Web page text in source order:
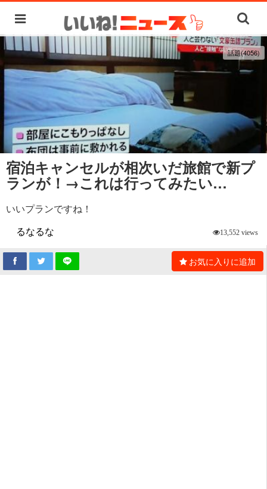
話題(4056)
宿泊キャンセルが相次いだ旅館で新プ
ランが！→これは行ってみたい…
いいプランですね！
るなるな
13,552 views
お気に入りに追加